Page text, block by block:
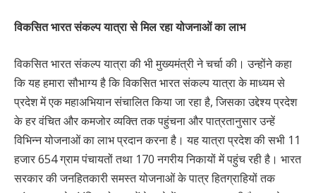
विकसित भारत संकल्प यात्रा से मिल रहा योजनाओं का लाभ
विकसित भारत संकल्प यात्रा की भी मुख्यमंत्री ने चर्चा की। उन्होंने कहा
कि यह हमारा सौभाग्य है कि विकसित भारत संकल्प यात्रा के माध्यम से
प्रदेश में एक महाअभियान संचालित किया जा रहा है, जिसका उद्देश्य प्रदेश
के हर वंचित और कमजोर व्यक्ति तक पहुंचना और पात्रतानुसार उन्हें
विभिन्न योजनाओं का लाभ प्रदान करना है। यह यात्रा प्रदेश की सभी 11
हजार 654 ग्राम पंचायतों तथा 170 नगरीय निकायों में पहुंच रही है। भारत
सरकार की जनहितकारी समस्त योजनाओं के पात्र हितग्राहियों तक